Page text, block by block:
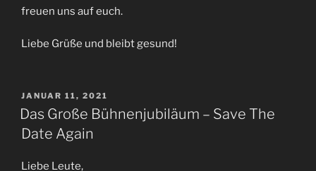
freuen uns auf euch.
Liebe Grüße und bleibt gesund!
VERÖFFENTLICHT
AM
JANUAR 11, 2021
Das Große Bühnenjubiläum – Save The
Date Again
Liebe Leute,